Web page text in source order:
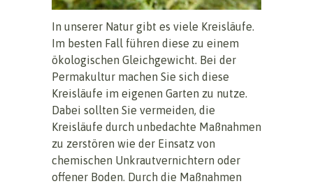
In unserer Natur gibt es viele Kreisläufe.
Im besten Fall führen diese zu einem
ökologischen Gleichgewicht. Bei der
Permakultur machen Sie sich diese
Kreisläufe im eigenen Garten zu nutze.
Dabei sollten Sie vermeiden, die
Kreisläufe durch unbedachte Maßnahmen
zu zerstören wie der Einsatz von
chemischen Unkrautvernichtern oder
offener Boden. Durch die Maßnahmen